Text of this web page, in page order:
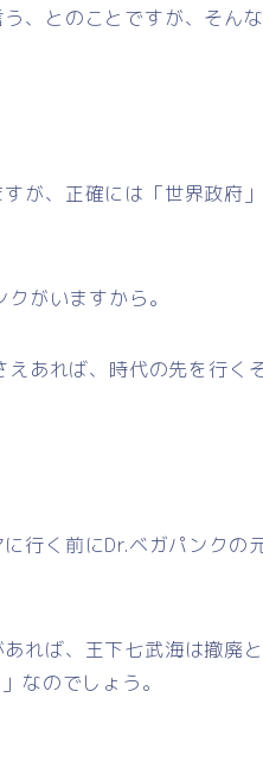
、とのことですが、そん
が、正確には「世界政府
がいますから。
えあれば、時代の先を行く
行く前にDr.ベガパンクの
れば、王下七武海は撤廃
なのでしょう。